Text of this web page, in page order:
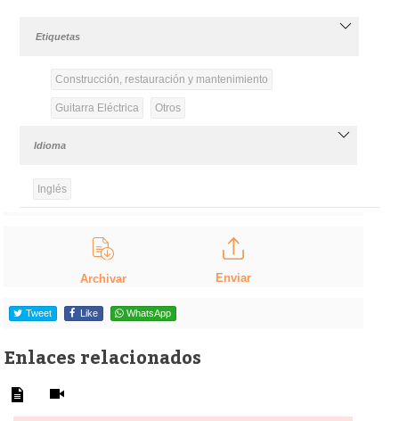
Etiquetas
Construcción, restauración y mantenimiento
Guitarra Eléctrica Otros
Idioma
Inglés
Archivar Enviar
Tweet Like WhatsApp
Enlaces relacionados